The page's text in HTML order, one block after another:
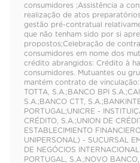
consumidores ;Assistência a
realização de atos
gestão pré-contratual
que não tenham sido por si
propostos;Celebração de
consumidores em nome dos
crédito abrangidos: Crédito à
consumidores. Mutuantes ou
mantém contrato de vinculação:
TOTTA, S.A.;BANCO BPI
S.A.;BANCO CTT,
PORTUGAL;UNICRE -
CRÉDITO, S.A.;UNION DE
ESTABLECIMIENTO
UNIPERSONAL) - SUCURSAL
DE NEGÓCIOS
PORTUGAL, S.A.;NOVO